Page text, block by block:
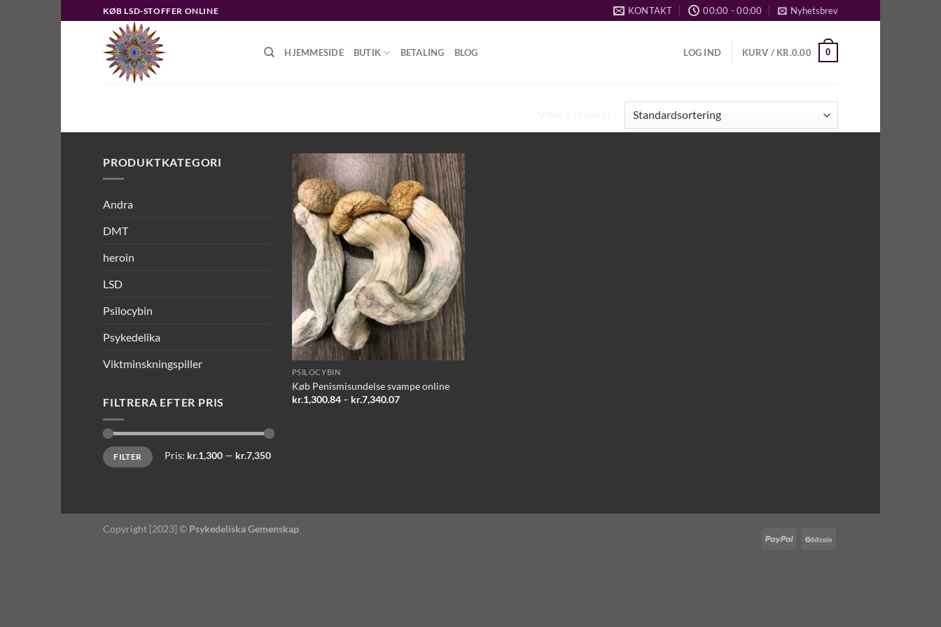
til
KØB LSD-STOFFER ONLINE KONTAKT 00:00 - 00:00 Nyhetsbrev
HJEMMESIDE BUTIK BETALING BLOG LOG IND KURV / KR.0.00 0
PRODUKTKATEGORI
Andra
DMT
heroin
LSD
Psilocybin
Psykedelika
Viktminskningspiller
FILTRERA EFTER PRIS
Mindste
pris
Højeste
prisFILTER Pris: kr.1,300 — kr.7,350
Add to
wishlist
PSILOCYBIN
Køb Penismisundelse svampe online
kr.1,300.84 – kr.7,340.07Prisinterval:
Copyright [2023] © Psykedeliska Gemenskap